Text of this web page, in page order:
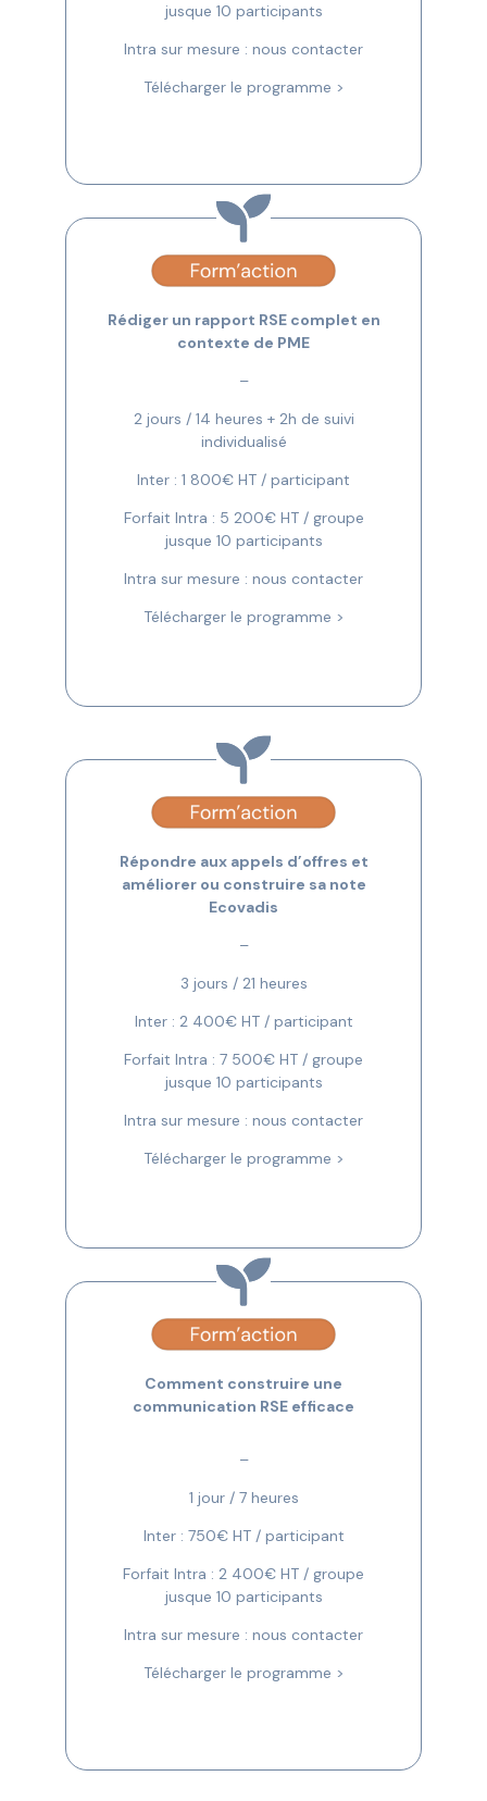
jusque 10 participants
Intra sur mesure : nous contacter
Télécharger le programme >
Rédiger un rapport RSE complet en
contexte de PME
–
2 jours / 14 heures + 2h de suivi
individualisé
Inter : 1 800€ HT / participant
Forfait Intra : 5 200€ HT / groupe
jusque 10 participants
Intra sur mesure : nous contacter
Télécharger le programme >
Répondre aux appels d’offres et
améliorer ou construire sa note
Ecovadis
–
3 jours / 21 heures
Inter : 2 400€ HT / participant
Forfait Intra : 7 500€ HT / groupe
jusque 10 participants
Intra sur mesure : nous contacter
Télécharger le programme >
Comment construire une
communication RSE efficace
–
1 jour / 7 heures
Inter : 750€ HT / participant
Forfait Intra : 2 400€ HT / groupe
jusque 10 participants
Intra sur mesure : nous contacter
Télécharger le programme >